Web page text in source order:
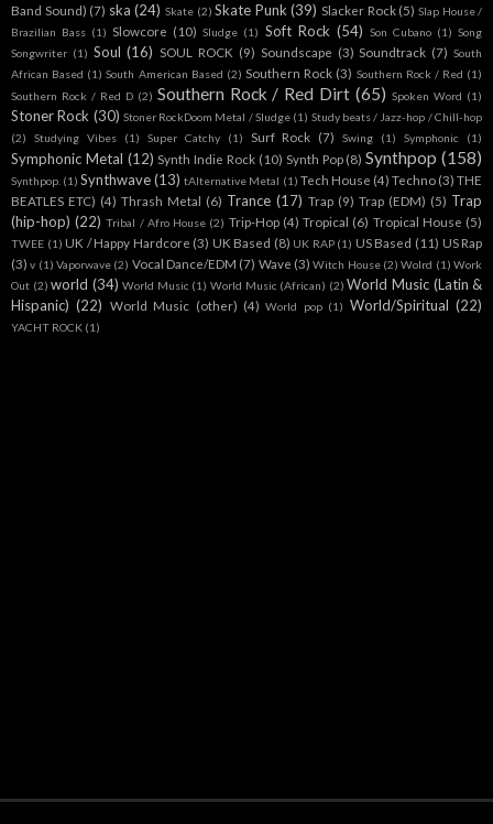
Band Sound) (7) ska (24) Skate (2) Skate Punk (39) Slacker Rock (5) Slap House /
Brazilian Bass (1) Slowcore (10) Sludge (1) Soft Rock (54) Son Cubano (1) Song
Songwriter (1) Soul (16) SOUL ROCK (9) Soundscape (3) Soundtrack (7) South
African Based (1) South American Based (2) Southern Rock (3) Southern Rock / Red (1)
Southern Rock / Red D (2) Southern Rock / Red Dirt (65) Spoken Word (1)
Stoner Rock (30) Stoner RockDoom Metal / Sludge (1) Study beats / Jazz-hop / Chill-hop
(2)
Studying Vibes (1) Super Catchy (1) Surf Rock (7) Swing (1) Symphonic (1)
Symphonic Metal (12) Synth Indie Rock (10) Synth Pop (8) Synthpop (158)
Synthpop. (1) Synthwave (13) tAlternative Metal (1) Tech House (4) Techno (3) THE
BEATLES ETC) (4) Thrash Metal (6) Trance (17) Trap (9) Trap (EDM) (5) Trap
(hip-hop) (22) Tribal / Afro House (2) Trip-Hop (4) Tropical (6) Tropical House (5)
TWEE (1) UK / Happy Hardcore (3) UK Based (8) UK RAP (1) US Based (11) US Rap
(3) v (1) Vaporwave (2) Vocal Dance/EDM (7) Wave (3) Witch House (2) Wolrd (1) Work
Out (2) world (34) World Music (1) World Music (African) (2) World Music (Latin &
Hispanic) (22) World Music (other) (4) World pop (1) World/Spiritual (22)
YACHT ROCK (1)